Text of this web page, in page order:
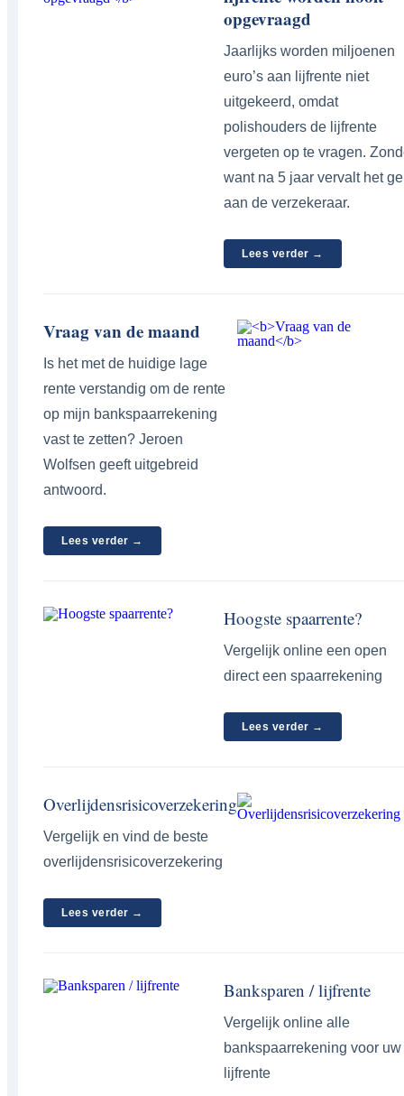
opgevraagd
Jaarlijks worden miljoenen
euro’s aan lijfrente niet
uitgekeerd, omdat
polishouders de lijfrente
vergeten op te vragen.
want na 5 jaar vervalt het
aan de verzekeraar.
Lees verder →
Vraag van de maand
Is het met de huidige lage
rente verstandig om de rente
op mijn bankspaarrekening
vast te zetten? Jeroen
Wolfsen geeft uitgebreid
antwoord.
Lees verder →
Hoogste spaarrente?
Vergelijk online een open
direct een spaarrekening
Lees verder →
Overlijdensrisicoverzekering
Vergelijk en vind de beste
overlijdensrisicoverzekering
Lees verder →
Banksparen / lijfrente
Vergelijk online alle
bankspaarrekening voor uw
lijfrente